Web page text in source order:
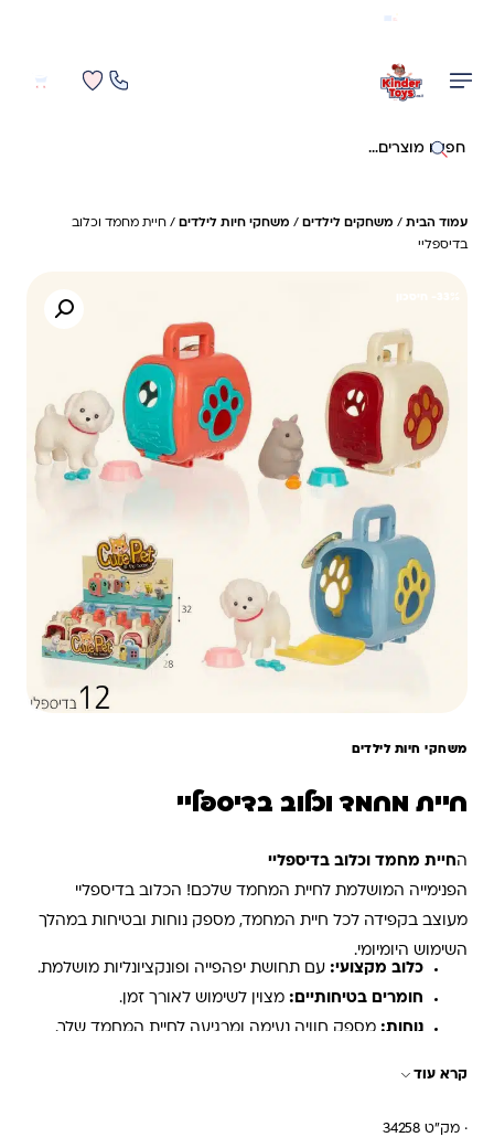
חיפוש באתר
עמוד הבית / משחקים לילדים / משחקי חיות לילדים / חיית מחמד וכלוב
בדיספליי
משחקי חיות לילדים
חיית מחמד וכלוב בדיספליי
החיית מחמד וכלוב בדיספליי
הפנימייה המושלמת לחיית המחמד שלכם! הכלוב בדיספליי
מעוצב בקפידה לכל חיית המחמד, מספק נוחות ובטיחות במהלך
השימוש היומיומי.
כלוב מקצועי: עם תחושת יפהפייה ופונקציונליות מושלמת.
חומרים בטיחותיים: מצוין לשימוש לאורך זמן.
נוחות: מספק חוויה נעימה ומרגיעה לחיית המחמד שלך.
קרא עוד
· מק"ט 34258